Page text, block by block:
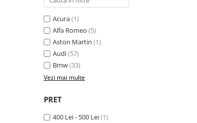
Acura(1)
Alfa Romeo (5)
Aston Martin (1)
Audi(57)
Bmw(33)
Vezi mai multe
PRET
400 Lei - 500 Lei(1)